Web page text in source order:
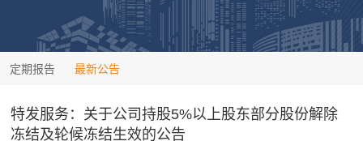
定期报告 最新公告
特发服务：关于公司持股5%以上股东部分股份解除
冻结及轮候冻结生效的公告